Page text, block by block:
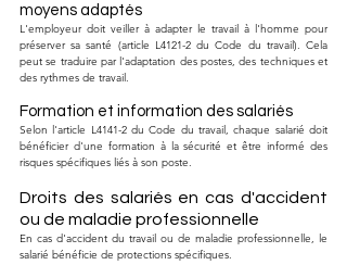
moyens adaptés
L'employeur doit veiller à adapter le travail à l'homme pour
préserver sa santé (article L4121-2 du Code du travail). Cela
peut se traduire par l'adaptation des postes, des techniques et
des rythmes de travail.
Formation et information des salariés
Selon l'article L4141-2 du Code du travail, chaque salarié doit
bénéficier d'une formation à la sécurité et être informé des
risques spécifiques liés à son poste.
Droits des salariés en cas d'accident
ou de maladie professionnelle
En cas d'accident du travail ou de maladie professionnelle, le
salarié bénéficie de protections spécifiques.